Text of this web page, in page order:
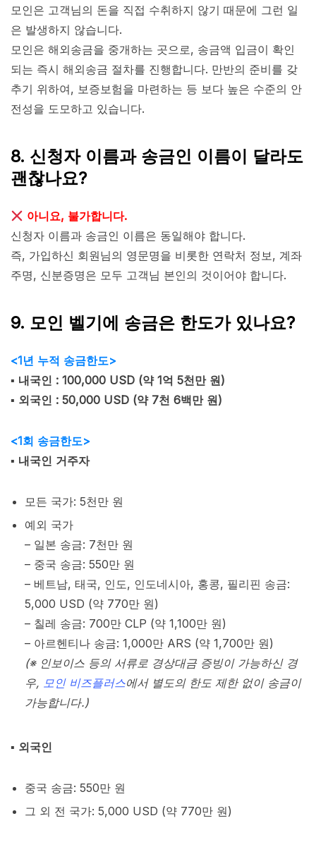
모인은 고객님의 돈을 직접 수취하지 않기 때문에 그런 일
은 발생하지 않습니다.
모인은 해외송금을 중개하는 곳으로, 송금액 입금이 확인
되는 즉시 해외송금 절차를 진행합니다. 만반의 준비를 갖
추기 위하여, 보증보험을 마련하는 등 보다 높은 수준의 안
전성을 도모하고 있습니다.
8. 신청자 이름과 송금인 이름이 달라도
괜찮나요?
아니요, 불가합니다.
신청자 이름과 송금인 이름은 동일해야 합니다.
즉, 가입하신 회원님의 영문명을 비롯한 연락처 정보, 계좌
주명, 신분증명은 모두 고객님 본인의 것이어야 합니다.
9. 모인 벨기에 송금은 한도가 있나요?
<1년 누적 송금한도>
▪︎ 내국인 : 100,000 USD (약 1억 5천만 원)
▪︎ 외국인 : 50,000 USD (약 7천 6백만 원)
<1회 송금한도>
▪︎ 내국인 거주자
모든 국가: 5천만 원
예외 국가
– 일본 송금: 7천만 원
– 중국 송금: 550만 원
– 베트남, 태국, 인도, 인도네시아, 홍콩, 필리핀 송금:
5,000 USD (약 770만 원)
– 칠레 송금: 700만 CLP (약 1,100만 원)
– 아르헨티나 송금: 1,000만 ARS (약 1,700만 원)
(※ 인보이스 등의 서류로 경상대금 증빙이 가능하신 경
우, 모인 비즈플러스에서 별도의 한도 제한 없이 송금이
가능합니다.)
▪︎ 외국인
중국 송금: 550만 원
그 외 전 국가: 5,000 USD (약 770만 원)